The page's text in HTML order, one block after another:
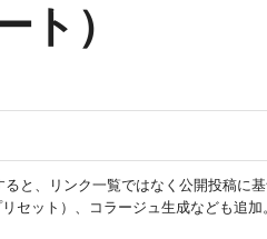
ト）
と、リンク一覧ではなく公開投稿に
セット）、コラージュ生成なども追加